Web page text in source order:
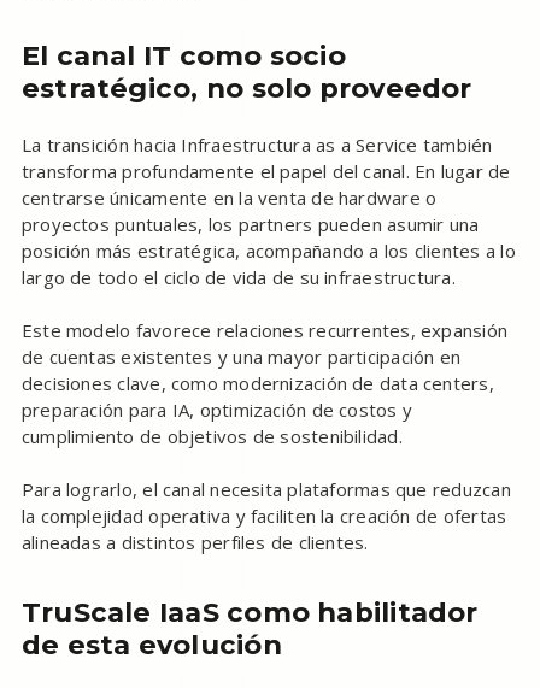
El canal IT como socio
estratégico, no solo proveedor
La transición hacia Infraestructura as a Service también
transforma profundamente el papel del canal. En lugar de
centrarse únicamente en la venta de hardware o
proyectos puntuales, los partners pueden asumir una
posición más estratégica, acompañando a los clientes a lo
largo de todo el ciclo de vida de su infraestructura.
Este modelo favorece relaciones recurrentes, expansión
de cuentas existentes y una mayor participación en
decisiones clave, como modernización de data centers,
preparación para IA, optimización de costos y
cumplimiento de objetivos de sostenibilidad.
Para lograrlo, el canal necesita plataformas que reduzcan
la complejidad operativa y faciliten la creación de ofertas
alineadas a distintos perfiles de clientes.
TruScale IaaS como habilitador
de esta evolución